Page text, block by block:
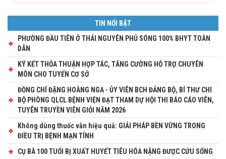
TIN NỔI BẬT
PHƯỜNG ĐẦU TIÊN Ở THÁI NGUYÊN PHỦ SÓNG 100% BHYT TOÀN
DÂN
KÝ KẾT THỎA THUẬN HỢP TÁC, TĂNG CƯỜNG HỖ TRỢ CHUYÊN
MÔN CHO TUYẾN CƠ SỞ
ĐỒNG CHÍ ĐẶNG HOÀNG NGA - ỦY VIÊN BCH ĐẢNG BỘ, BÍ THƯ CHI
BỘ PHÒNG QLCL BỆNH VIỆN ĐẠT THAM DỰ HỘI THI BÁO CÁO VIÊN,
TUYÊN TRUYỀN VIÊN GIỎI NĂM 2026
Không dùng thuốc vẫn hiệu quả: GIẢI PHÁP BỀN VỮNG TRONG
ĐIỀU TRỊ BỆNH MẠN TÍNH
CỤ BÀ 100 TUỔI BỊ XUẤT HUYẾT TIÊU HÓA NẶNG ĐƯỢC CỨU SỐNG